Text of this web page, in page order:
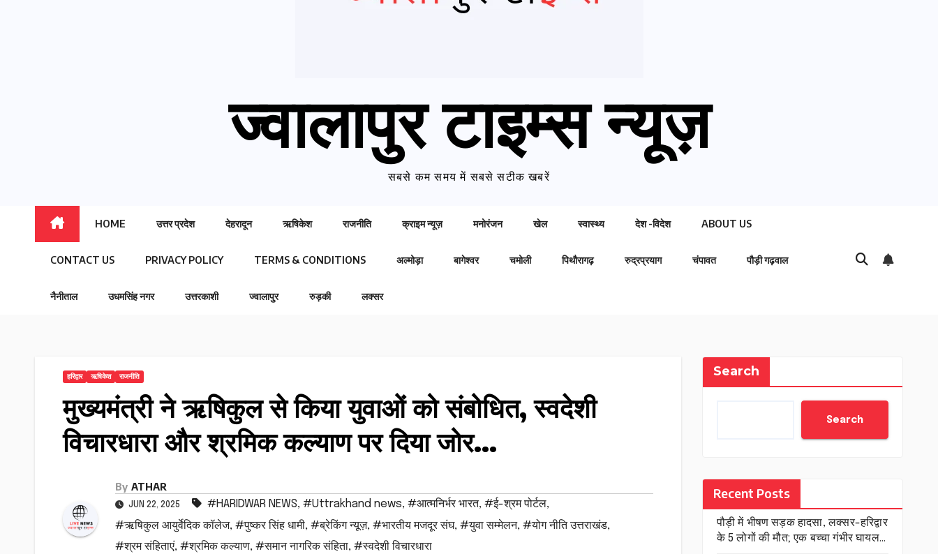
ज्वालापुर टाइम्स न्यूज़
सबसे कम समय में सबसे सटीक खबरें
HOME उत्तर प्रदेश देहरादून ऋषिकेश राजनीति क्राइम न्यूज़ मनोरंजन खेल स्वास्थ्य देश -विदेश ABOUT US
CONTACT US PRIVACY POLICY TERMS & CONDITIONS अल्मोड़ा बागेश्वर चमोली पिथौरागढ़ रुद्रप्रयाग चंपावत पौड़ी गढ़वाल
नैनीताल उधमसिंह नगर उत्तरकाशी ज्वालापुर रुड़की लक्सर
हरिद्वार ऋषिकेश राजनीति
मुख्यमंत्री ने ऋषिकुल से किया युवाओं को संबोधित, स्वदेशी
विचारधारा और श्रमिक कल्याण पर दिया जोर…
By ATHAR
JUN 22, 2025 #HARIDWAR NEWS, #Uttrakhand news, #आत्मनिर्भर भारत, #ई-श्रम पोर्टल,
#ऋषिकुल आयुर्वेदिक कॉलेज, #पुष्कर सिंह धामी, #ब्रेकिंग न्यूज़, #भारतीय मजदूर संघ, #युवा सम्मेलन, #योग नीति उत्तराखंड,
#श्रम संहिताएं, #श्रमिक कल्याण, #समान नागरिक संहिता, #स्वदेशी विचारधारा
Search
Search
Recent Posts
पौड़ी में भीषण सड़क हादसा, लक्सर-हरिद्वार
के 5 लोगों की मौत; एक बच्चा गंभीर घायल…